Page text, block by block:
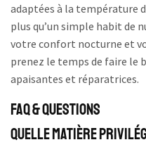
adaptées à la température
plus qu’un simple habit de
votre confort nocturne et
prenez le temps de faire le
apaisantes et réparatrices.
FAQ & Questions
Quelle matière